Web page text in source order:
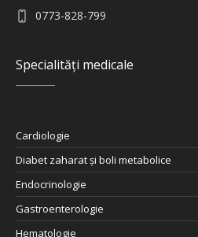
0773-828-799
Specialități medicale
Cardiologie
Diabet zaharat şi boli metabolice
Endocrinologie
Gastroenterologie
Hematologie